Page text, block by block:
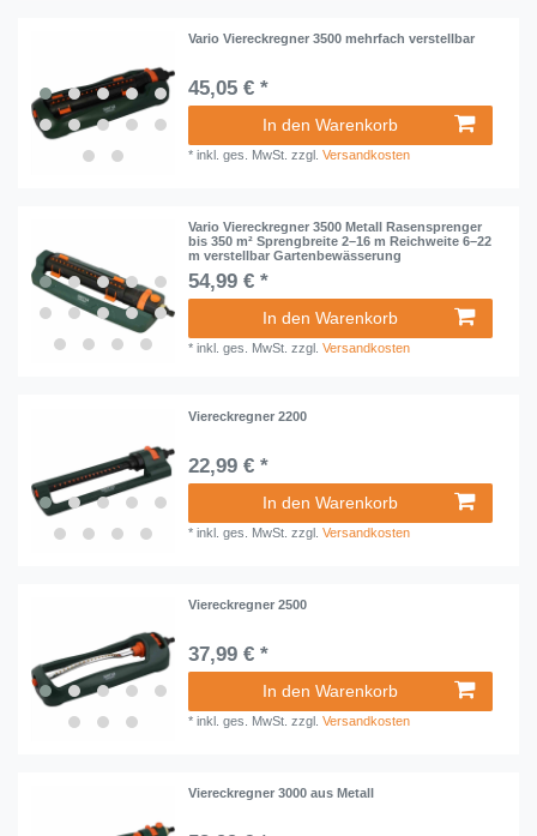
Vario Viereckregner 3500 mehrfach verstellbar
45,05 € *
In den Warenkorb
*inkl. ges. MwSt. zzgl.Versandkosten
Vario Viereckregner 3500 Metall Rasensprenger
bis 350 m² Sprengbreite 2–16 m Reichweite 6–22
m verstellbar Gartenbewässerung
54,99 € *
In den Warenkorb
*inkl. ges. MwSt. zzgl.Versandkosten
Viereckregner 2200
22,99 € *
In den Warenkorb
*inkl. ges. MwSt. zzgl.Versandkosten
Viereckregner 2500
37,99 € *
In den Warenkorb
*inkl. ges. MwSt. zzgl.Versandkosten
Viereckregner 3000 aus Metall